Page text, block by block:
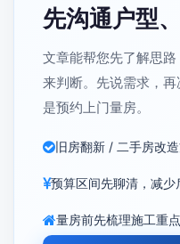
先沟通户型
文章能帮您先了解思
来判断。先说需求，
是预约上门量房。
旧房翻新 / 二手房改
预算区间先聊清，减少
量房前先梳理施工重